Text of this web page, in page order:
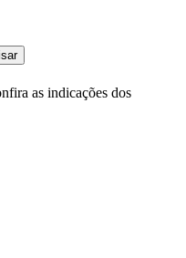
as indicações dos